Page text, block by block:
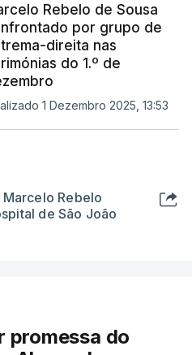
Rebelo de Sousa
por grupo de
direita nas
do 1.º de
1 Dezembro 2025, 13:53
Marcelo Rebelo
de São João
promessa do